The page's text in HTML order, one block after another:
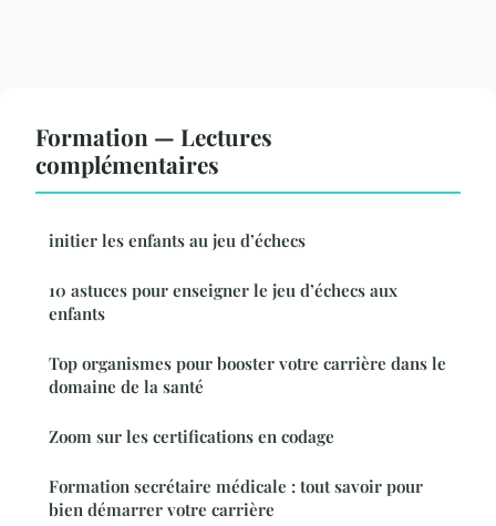
Formation — Lectures
complémentaires
initier les enfants au jeu d’échecs
10 astuces pour enseigner le jeu d’échecs aux
enfants
Top organismes pour booster votre carrière dans le
domaine de la santé
Zoom sur les certifications en codage
Formation secrétaire médicale : tout savoir pour
bien démarrer votre carrière